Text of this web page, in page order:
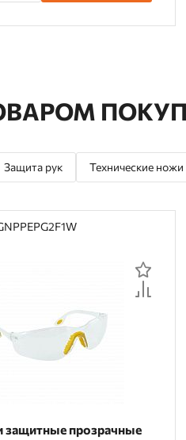
Защита рук Технические ножи
защитные прозрачные